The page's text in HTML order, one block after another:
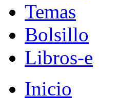
Temas
Bolsillo
Libros-e
Inicio